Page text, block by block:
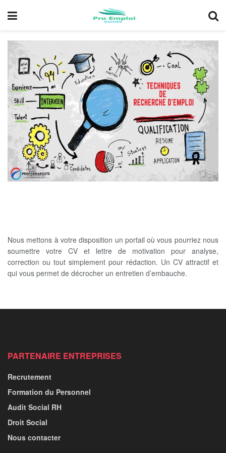
Nous mettons à votre disposition un portail où vous pourriez nous
soumettre votre CV et lettre de motivation pour analyse,
correction ou tout simplement pour rédaction. Un CV attractif et
qui vous permet de décrocher un entretien d’embauche.
PARTENAIRE ENTREPRISES
Recrutement
Formation du Personnel
Audit Social RH
Droit Social
Nous contacter